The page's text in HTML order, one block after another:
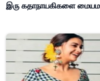
இரு கதாநாயகிகளை